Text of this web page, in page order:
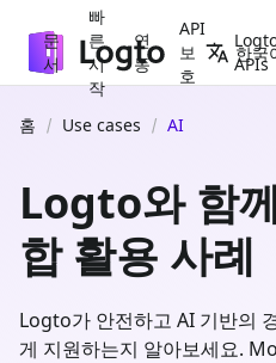
문
서
빠
른
시
작
연
동
API
보
호
APIs
한국
홈 Use cases AI
Logto와 함
합 활용 사례
Logto가 안전하고 AI 기반의
게 지원하는지 알아보세요.